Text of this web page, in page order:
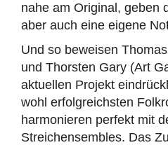
nahe am Original, geben
aber auch eine eigene
Und so beweisen
und Thorsten Gary (Art
aktuellen Projekt
wohl erfolgreichsten
harmonieren perfekt mit
Streichensembles. Das